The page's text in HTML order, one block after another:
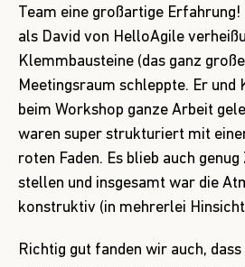
Team eine großartige Erfahrung!
als David von HelloAgile
Klemmbausteine (das ganz
Meetingsraum schleppte. Er und
beim Workshop ganze Arbeit
waren super strukturiert mit
roten Faden. Es blieb auch
stellen und insgesamt war die
konstruktiv (in mehrerlei
Richtig gut fanden wir auch, dass